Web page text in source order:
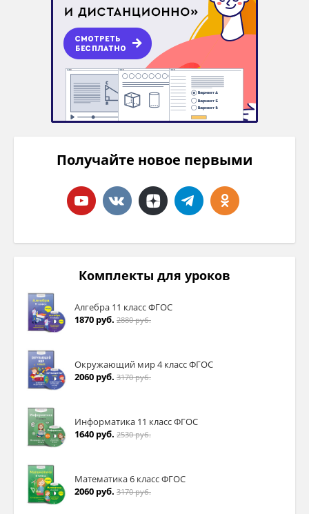
Получайте новое первыми
Комплекты для уроков
Алгебра 11 класс ФГОС
1870 руб. 2880 руб.
Окружающий мир 4 класс ФГОС
2060 руб. 3170 руб.
Информатика 11 класс ФГОС
1640 руб. 2530 руб.
Математика 6 класс ФГОС
2060 руб. 3170 руб.